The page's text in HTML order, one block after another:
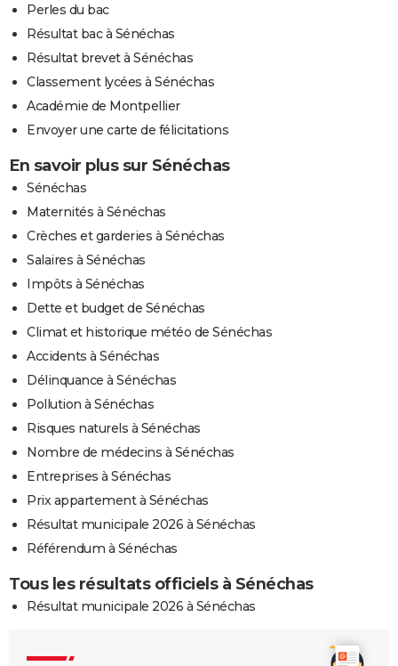
Perles du bac
Résultat bac à Sénéchas
Résultat brevet à Sénéchas
Classement lycées à Sénéchas
Académie de Montpellier
Envoyer une carte de félicitations
En savoir plus sur Sénéchas
Sénéchas
Maternités à Sénéchas
Crèches et garderies à Sénéchas
Salaires à Sénéchas
Impôts à Sénéchas
Dette et budget de Sénéchas
Climat et historique météo de Sénéchas
Accidents à Sénéchas
Délinquance à Sénéchas
Pollution à Sénéchas
Risques naturels à Sénéchas
Nombre de médecins à Sénéchas
Entreprises à Sénéchas
Prix appartement à Sénéchas
Résultat municipale 2026 à Sénéchas
Référendum à Sénéchas
Tous les résultats officiels à Sénéchas
Résultat municipale 2026 à Sénéchas